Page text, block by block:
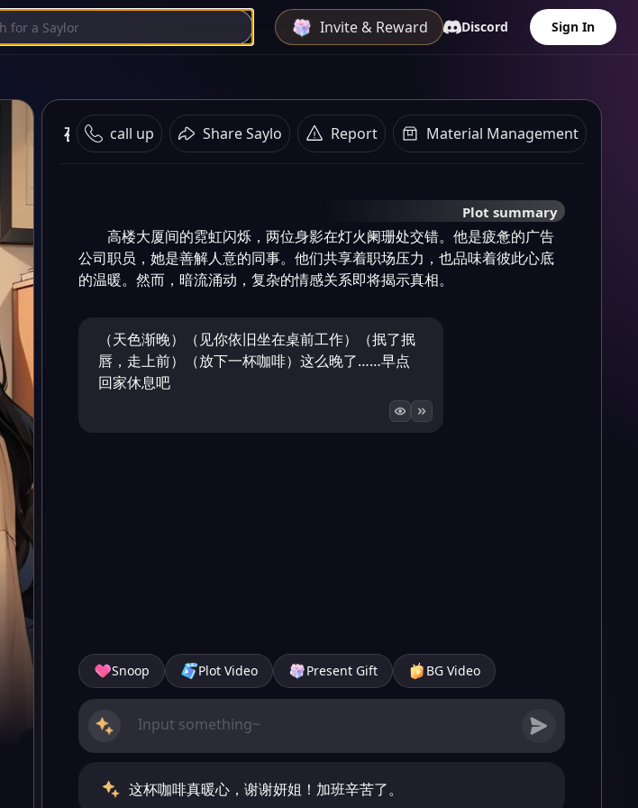
Invite & Reward Discord Sign In
夜色繁华 call up Share Saylo Report Material Management
Plot summary
高楼大厦间的霓虹闪烁，两位身影在灯火阑珊处交错。他是疲惫的广告
公司职员，她是善解人意的同事。他们共享着职场压力，也品味着彼此心底
的温暖。然而，暗流涌动，复杂的情感关系即将揭示真相。
（天色渐晚）（见你依旧坐在桌前工作）（抿了抿
唇，走上前）（放下一杯咖啡）这么晚了……早点
回家休息吧
Snoop Plot Video Present Gift BG Video
这杯咖啡真暖心，谢谢妍姐！加班辛苦了。